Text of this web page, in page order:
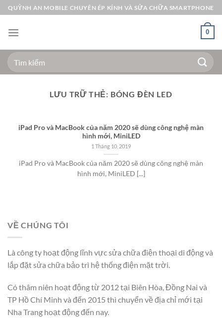
Bỏ
qua
nội
QUỲNH AN MOBILE CHUYÊN ÉP KÍNH VÀ SỬA CHỮA SMARTPHONE
0
Tìm
kiếm:
LƯU TRỮ THẺ: BÓNG ĐÈN LED
iPad Pro và MacBook của năm 2020 sẽ dùng công nghệ màn
hình mới, MiniLED
1 Tháng 10, 2019
iPad Pro và MacBook của năm 2020 sẽ dùng công nghệ màn
hình mới, MiniLED [...]
VỀ CHÚNG TÔI
Là công ty hoạt động lĩnh vực sửa chữa điện thoại di động và
lắp đặt sửa chữa bảo trì hệ thống điện mặt trời.
Có thâm niên hoạt động từ 2012 tại Biên Hòa, Đồng Nai và
TP Hồ Chí Minh và đến 2015 thì chuyển về địa chỉ mới tại
Nha Trang hoạt động đến nay.